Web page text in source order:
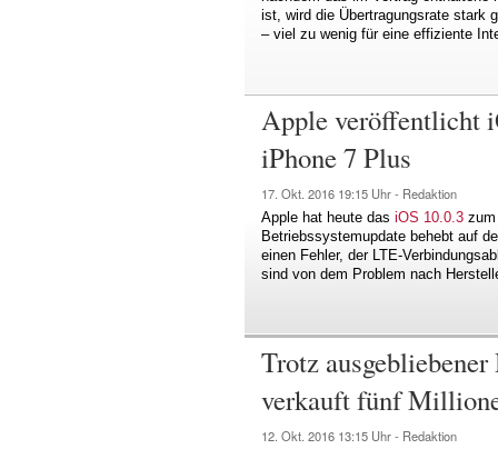
ist, wird die Übertragungsrate stark
– viel zu wenig für eine effiziente
Apple veröffentlicht
iPhone 7 Plus
17. Okt. 2016 19:15 Uhr - Redaktion
Apple hat heute das iOS 10.0.3
Betriebssystemupdate behebt auf
einen Fehler, der LTE-
sind von dem Problem nach
Trotz
verkauft fünf
12. Okt. 2016 13:15 Uhr - Redaktion